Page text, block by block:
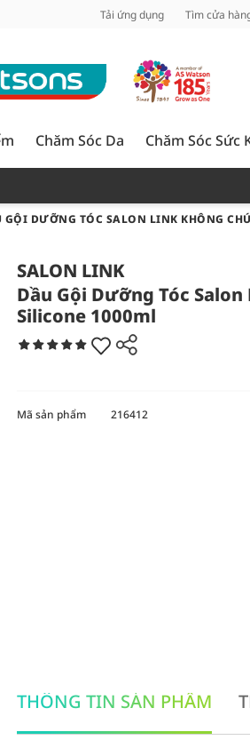
Tải ứng dụng Tìm cửa
Chăm Sóc Da Chăm Sóc Sức
GỘI DƯỠNG TÓC SALON LINK KHÔNG
SALON LINK
Dầu Gội Dưỡng Tóc
Silicone 1000ml
Mã sản phẩm 216412
THÔNG TIN SẢN PHẨM